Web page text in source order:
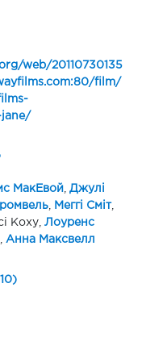
web/20110730135
film/
МакЕвой
Джулі
, Меггі Сміт,
Коху, Лоуренс
Анна Максвелл